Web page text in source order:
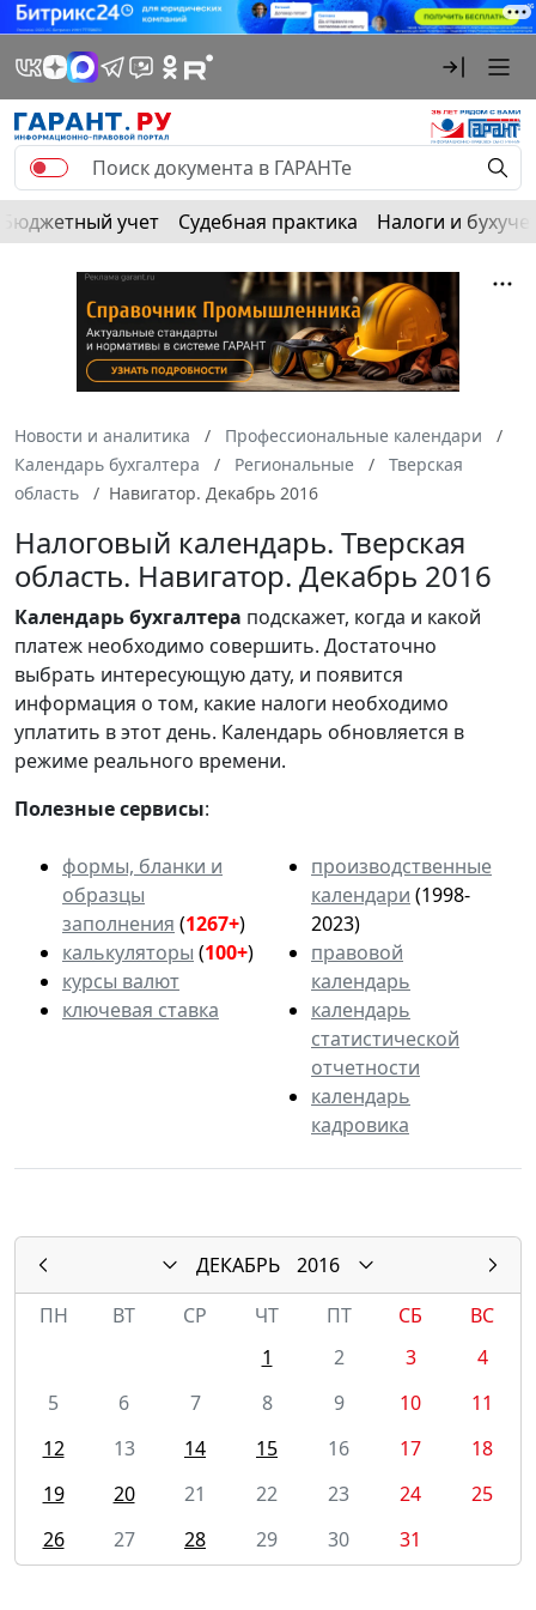
Бюджетный учет Судебная практика Налоги и
Новости и аналитика
Профессиональные календари
Календарь бухгалтера
Региональные
Тверская
область
Навигатор. Декабрь 2016
Налоговый календарь. Тверская
область. Навигатор. Декабрь 2016
Календарьбухгалтера подскажет, когда и какой
платеж необходимо совершить. Достаточно
выбрать интересующую дату, и появится
информация о том, какие налоги необходимо
уплатить в этот день. Календарь обновляется в
режиме реального времени.
Полезные сервисы:
формы, бланки и
образцы
заполнения (1267+)
калькуляторы (100+)
курсы валют
ключевая ставка
производственные
календари (1998-
2023)
правовой
календарь
календарь
статистической
отчетности
календарь
кадровика
ДЕКАБРЬ
2016
ПН
ВТ СР ЧТ ПТ СБ
ВС
1
2 3
4
5
6 7 8 9 10
11
12
13 14 15 16 17
18
19
20 21 22 23 24
25
26
27 28 29 30 31